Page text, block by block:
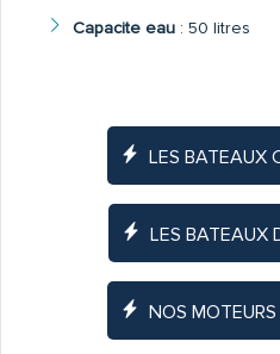
Capacite eau: 50 litres
LES BATEAUX
LES BATEAUX
NOS